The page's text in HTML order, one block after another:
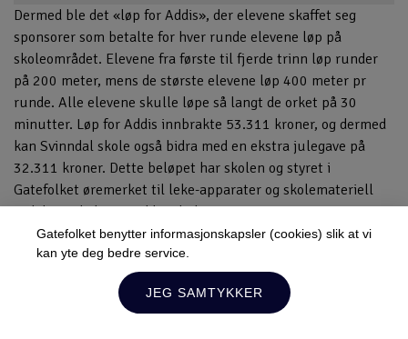
Hold deg oppdatert!
Dermed ble det «løp for Addis», der elevene skaffet seg
sponsorer som betalte for hver runde elevene løp på
skoleområdet. Elevene fra første til fjerde trinn løp runder
på 200 meter, mens de største elevene løp 400 meter pr
runde. Alle elevene skulle løpe så langt de orket på 30
minutter. Løp for Addis innbrakte 53.311 kroner, og dermed
kan Svinndal skole også bidra med en ekstra julegave på
32.311 kroner. Dette beløpet har skolen og styret i
Gatefolket øremerket til leke-apparater og skolemateriell
ved de to skolene i Addis Abeba.
-Dette ble en hyggelig og samlende aktivitet for oss ved
Svinndal skole, og vi gleder oss over å kunne bidra på denne
måten, sier Gatefolkets kontaktlærer, Inger Johanne
Gatefolket benytter informasjonskapsler (cookies) slik at vi
kan yte deg bedre service.
JEG SAMTYKKER